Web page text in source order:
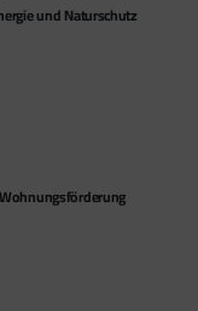
und Naturschutz